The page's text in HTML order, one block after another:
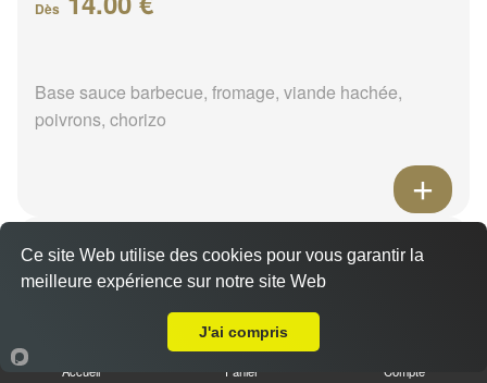
Dès
Base sauce barbecue, fromage, viande hachée,
poivrons, chorizo
Pizza cannibale
Dès14.00 €
Base sauce barbecue, fromage, viande hachée,
Accueil Panier Compte
Ce site Web utilise des cookies pour vous garantir la
meilleure expérience sur notre site Web
J'ai compris